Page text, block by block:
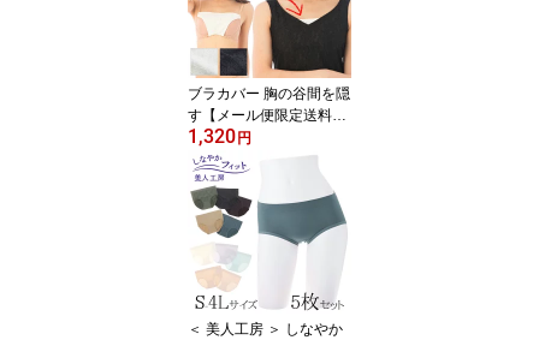
ワイト グレー ブラック
ブラジャー カバー 谷間
カバー 胸元ラインカバー
制服 )
ブラカバー 胸の谷間を隠
す【メール便限定送料無
料1.6】( 胸元 カバー 隠
す インナー チラ見え 防
止 ブラック 下着 レディ
ース 結婚式 セクシー か
わいい レース 谷間隠し
白 黒 ホワイト ブラジャ
ー カバー 谷間カバー タ
ンクトップ 胸元ラインカ
バー レース 制服 女性用 )
1,320 円
＜ 美人工房 ＞ しなやか